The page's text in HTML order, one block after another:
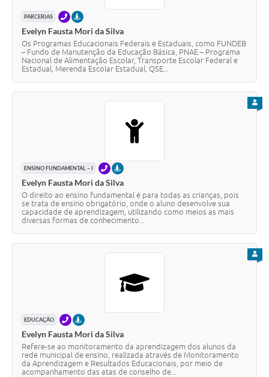
PARCERIAS TELEFONEPRESENCIAL
Evelyn Fausta Mori da Silva
Os Programas Educacionais Federais e Estaduais, como FUNDEB
– Fundo de Manutenção da Educação Básica, PNAE – Programa
Nacional de Alimentação Escolar, Transporte Escolar Federal e
Estadual, Merenda Escolar Estadual, QSE...
ENSINO FUNDAMENTAL – I TELEFONEPRESENCIAL
Evelyn Fausta Mori da Silva
O direito ao ensino fundamental é para todas as crianças, pois
se trata de ensino obrigatório, onde o aluno desenvolve sua
capacidade de aprendizagem, utilizando como meios as mais
diversas formas de conhecimento...
EDUCAÇÃO TELEFONEPRESENCIAL
Evelyn Fausta Mori da Silva
Refere-se ao monitoramento da aprendizagem dos alunos da
rede municipal de ensino, realizada através de Monitoramento
da Aprendizagem e Resultados Educacionais, por meio de
acompanhamento das atas de conselho de...